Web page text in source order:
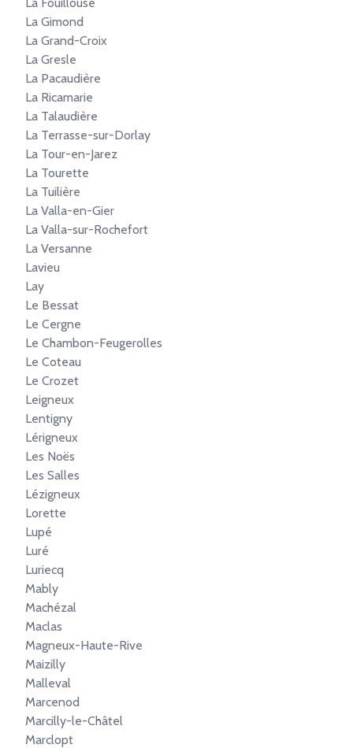
La Gimond
La Grand-Croix
La Gresle
La Pacaudière
La Ricamarie
La Talaudière
La Terrasse-sur-Dorlay
La Tour-en-Jarez
La Tourette
La Tuilière
La Valla-en-Gier
La Valla-sur-Rochefort
La Versanne
Lavieu
Lay
Le Bessat
Le Cergne
Le Chambon-Feugerolles
Le Coteau
Le Crozet
Leigneux
Lentigny
Lérigneux
Les Noës
Les Salles
Lézigneux
Lorette
Lupé
Luré
Luriecq
Mably
Machézal
Maclas
Magneux-Haute-Rive
Maizilly
Malleval
Marcenod
Marcilly-le-Châtel
Marclopt